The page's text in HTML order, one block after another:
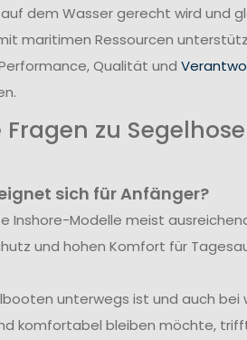
dem Wasser gerecht wird und
maritimen Ressourcen
Qualität und
Fragen zu
sich für Anfänger?
Inshore-Modelle meist
und hohen Komfort für
unterwegs ist und auch bei
komfortabel bleiben möchte,